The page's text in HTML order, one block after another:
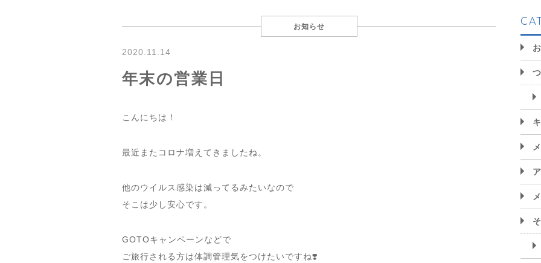
お知らせ
2020.11.14
年末の営業日
こんにちは！
最近またコロナ増えてきましたね。
他のウイルス感染は減ってるみたいなので
そこは少し安心です。
GOTOキャンペーンなどで
ご旅行される方は体調管理気をつけたいですね❣️